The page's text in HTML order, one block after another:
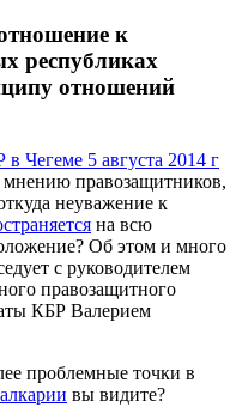
к
республиках
отношений
мнению правозащитников,
неуважение к
на всю
Об этом и много
с руководителем
правозащитного
КБР Валерием
проблемные точки в
вы видите?